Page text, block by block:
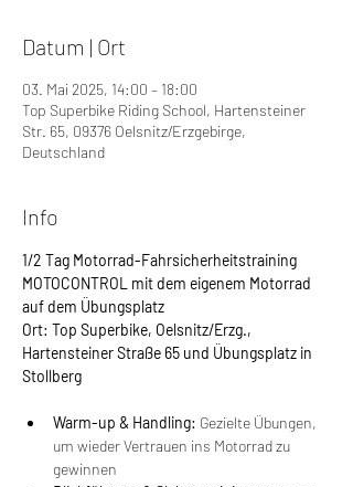
Datum | Ort
03. Mai 2025, 14:00 – 18:00
Top Superbike Riding School, Hartensteiner
Str. 65, 09376 Oelsnitz/Erzgebirge,
Deutschland
Info
1/2 Tag Motorrad-Fahrsicherheitstraining
MOTOCONTROL mit dem eigenem Motorrad
auf dem Übungsplatz
Ort: Top Superbike, Oelsnitz/Erzg.,
Hartensteiner Straße 65 und Übungsplatz in
Stollberg
Warm-up & Handling: Gezielte Übungen,
um wieder Vertrauen ins Motorrad zu
gewinnen